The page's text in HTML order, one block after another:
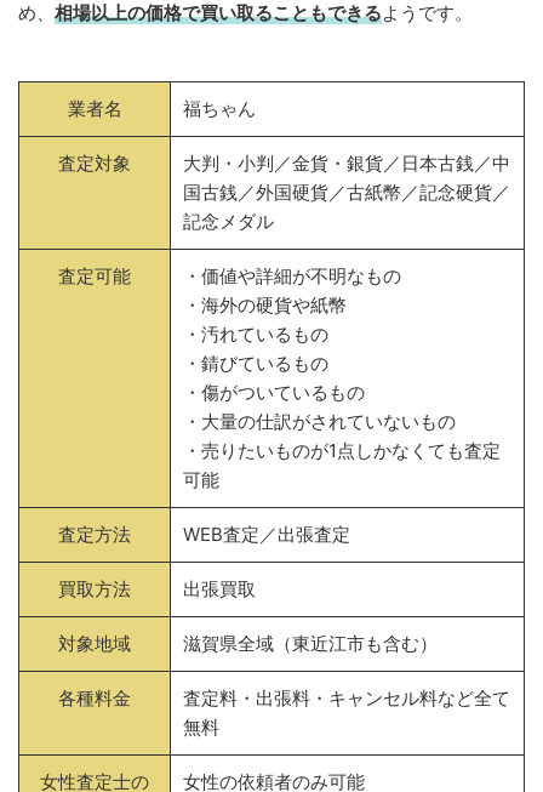
め、 相場以上の価格で買い取ることもできるようです。
業者名 福ちゃん
査定対象
大判・小判／金貨・銀貨／日本古銭／中
国古銭／外国硬貨／古紙幣／記念硬貨／
記念メダル
査定可能
・価値や詳細が不明なもの
・海外の硬貨や紙幣
・汚れているもの
・錆びているもの
・傷がついているもの
・大量の仕訳がされていないもの
・売りたいものが1点しかなくても査定
可能
査定方法 WEB査定／出張査定
買取方法 出張買取
対象地域 滋賀県全域（東近江市も含む）
各種料金
査定料・出張料・キャンセル料など全て
無料
女性査定士の
女性の依頼者のみ可能